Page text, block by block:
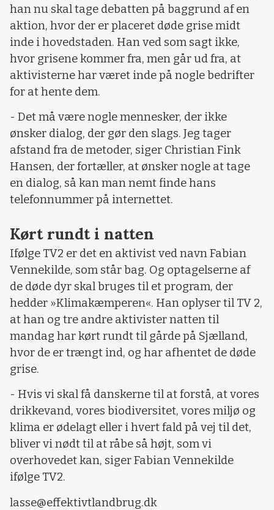
han nu skal tage debatten på baggrund af en
aktion, hvor der er placeret døde grise midt
inde i hovedstaden. Han ved som sagt ikke,
hvor grisene kommer fra, men går ud fra, at
aktivisterne har været inde på nogle bedrifter
for at hente dem.
- Det må være nogle mennesker, der ikke
ønsker dialog, der gør den slags. Jeg tager
afstand fra de metoder, siger Christian Fink
Hansen, der fortæller, at ønsker nogle at tage
en dialog, så kan man nemt finde hans
telefonnummer på internettet.
Kørt rundt i natten
Ifølge TV2 er det en aktivist ved navn Fabian
Vennekilde, som står bag. Og optagelserne af
de døde dyr skal bruges til et program, der
hedder »Klimakæmperen«. Han oplyser til TV 2,
at han og tre andre aktivister natten til
mandag har kørt rundt til gårde på Sjælland,
hvor de er trængt ind, og har afhentet de døde
grise.
- Hvis vi skal få danskerne til at forstå, at vores
drikkevand, vores biodiversitet, vores miljø og
klima er ødelagt eller i hvert fald på vej til det,
bliver vi nødt til at råbe så højt, som vi
overhovedet kan, siger Fabian Vennekilde
ifølge TV2.
lasse@effektivtlandbrug.dk